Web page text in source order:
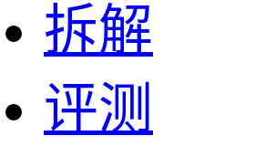
拆解
评测